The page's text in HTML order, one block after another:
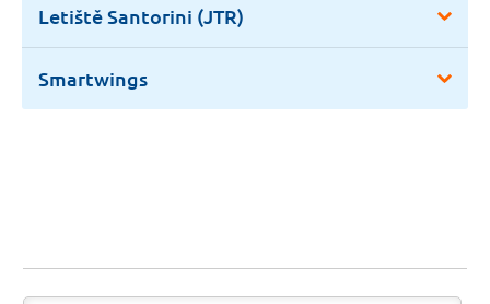
Letiště Santorini (JTR)
Smartwings